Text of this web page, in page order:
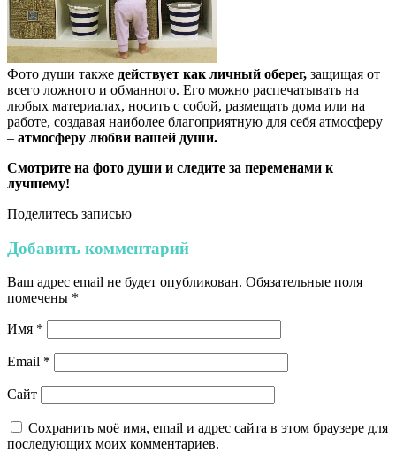
Фото души также действует как личный оберег, защищая от
всего ложного и обманного. Его можно распечатывать на
любых материалах, носить с собой, размещать дома или на
работе, создавая наиболее благоприятную для себя атмосферу
– атмосферу любви вашей души.
Смотрите на фото души и следите за переменами к
лучшему!
Поделитесь записью
Добавить комментарий
Ваш адрес email не будет опубликован. Обязательные поля
помечены *
Имя *
Email *
Сайт
Сохранить моё имя, email и адрес сайта в этом браузере для
последующих моих комментариев.